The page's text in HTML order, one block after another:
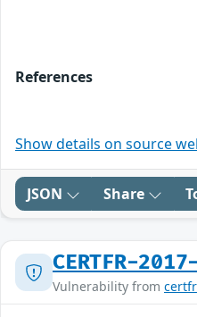
References
Show details on source
JSON Share
CERTFR-
Vulnerability from